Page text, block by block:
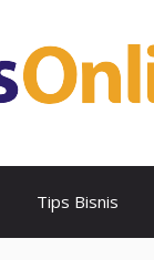
Tips Bisnis